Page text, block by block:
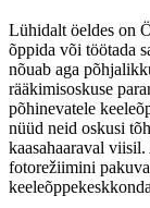
Lühidalt öeldes on
õppida või töötada
nõuab aga
rääkimisoskuse
põhinevatele
nüüd neid oskusi
kaasahaaraval
fotorežiimini